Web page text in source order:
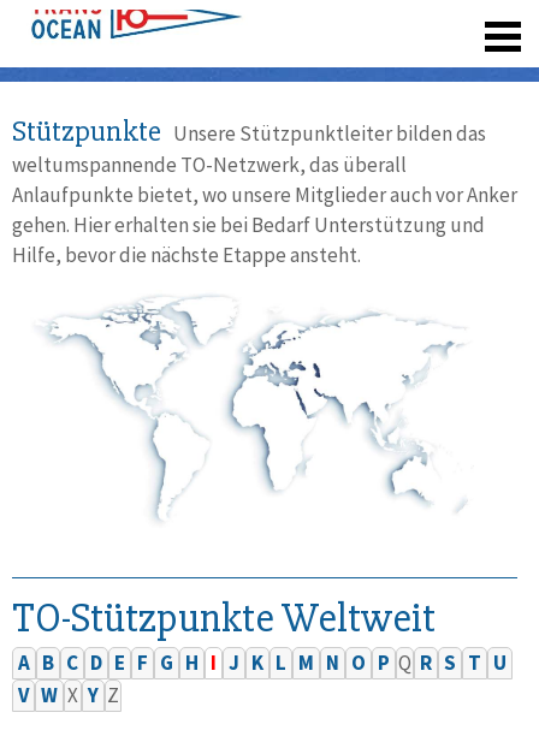
Stützpunkte Unsere Stützpunktleiter bilden das
weltumspannende TO-Netzwerk, das überall
Anlaufpunkte bietet, wo unsere Mitglieder auch vor Anker
gehen. Hier erhalten sie bei Bedarf Unterstützung und
Hilfe, bevor die nächste Etappe ansteht.
TO-Stützpunkte Weltweit
A B C D E F G H I J K L M N O P Q R S T U
V W X Y Z